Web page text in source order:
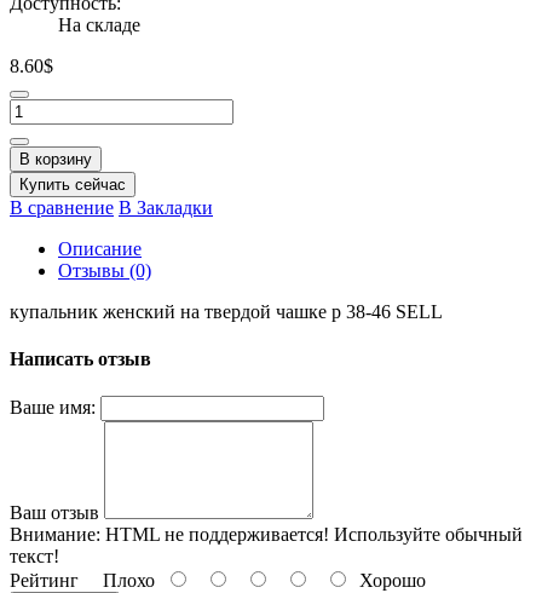
На складе
8.60$
В корзину
Купить сейчас
В сравнение В Закладки
Описание
Отзывы (0)
купальник женский на твердой чашке р 38-46 SELL
Написать отзыв
Ваше имя:
Ваш отзыв
Внимание: HTML не поддерживается! Используйте обычный
текст!
Рейтинг Плохо Хорошо